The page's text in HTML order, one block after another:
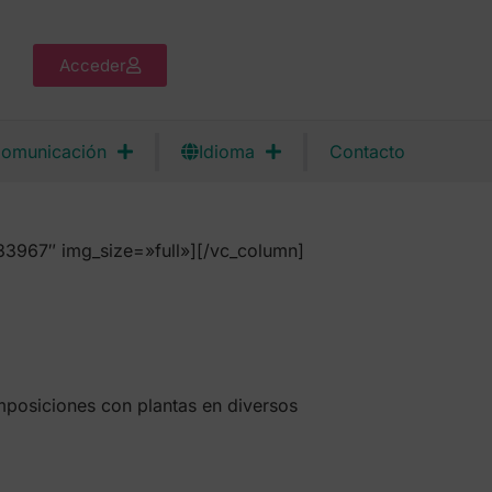
Acceder
Idioma Contacto
img_size=»full»][/vc_column]
con plantas en diversos